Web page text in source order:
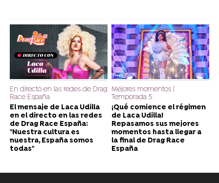
En directo en las redes de Drag
Race España
El mensaje de Laca Udilla
en el directo en las redes
de Drag Race España:
"Nuestra cultura es
nuestra, España somos
todas"
Mejores momentos |
Temporada 5
¡Qué comience el régimen
de Laca Udilla!
Repasamos sus mejores
momentos hasta llegar a
la final de Drag Race
España